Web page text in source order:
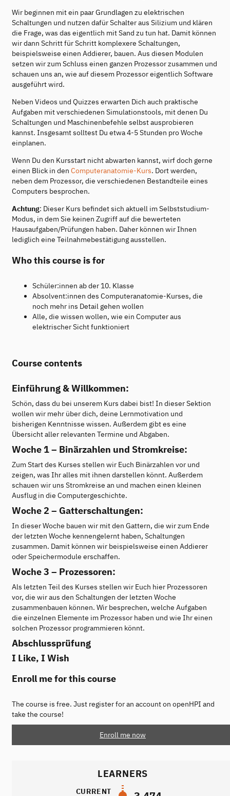
Wir beginnen mit ein paar Grundlagen zu elektrischen
Schaltungen und nutzen dafür Schalter aus Silizium und klären
die Frage, was das eigentlich mit Sand zu tun hat. Damit können
wir dann Schritt für Schritt komplexere Schaltungen,
beispielsweise einen Addierer, bauen. Aus diesen Modulen
setzen wir zum Schluss einen ganzen Prozessor zusammen und
schauen uns an, wie auf diesem Prozessor eigentlich Software
ausgeführt wird.
Neben Videos und Quizzes erwarten Dich auch praktische
Aufgaben mit verschiedenen Simulationstools, mit denen Du
Schaltungen und Maschinenbefehle selbst ausprobieren
kannst. Insgesamt solltest Du etwa 4-5 Stunden pro Woche
einplanen.
Wenn Du den Kursstart nicht abwarten kannst, wirf doch gerne
einen Blick in den Computeranatomie-Kurs. Dort werden,
neben dem Prozessor, die verschiedenen Bestandteile eines
Computers besprochen.
Achtung: Dieser Kurs befindet sich aktuell im Selbststudium-
Modus, in dem Sie keinen Zugriff auf die bewerteten
Hausaufgaben/Prüfungen haben. Daher können wir Ihnen
lediglich eine Teilnahmebestätigung ausstellen.
Who this course is for
Schüler:innen ab der 10. Klasse
Absolvent:innen des Computeranatomie-Kurses, die
noch mehr ins Detail gehen wollen
Alle, die wissen wollen, wie ein Computer aus
elektrischer Sicht funktioniert
Course contents
Einführung & Willkommen:
Schön, dass du bei unserem Kurs dabei bist! In dieser Sektion
wollen wir mehr über dich, deine Lernmotivation und
bisherigen Kenntnisse wissen. Außerdem gibt es eine
Übersicht aller relevanten Termine und Abgaben.
Woche 1 – Binärzahlen und Stromkreise:
Zum Start des Kurses stellen wir Euch Binärzahlen vor und
zeigen, was Ihr alles mit ihnen darstellen könnt. Außerdem
schauen wir uns Stromkreise an und machen einen kleinen
Ausflug in die Computergeschichte.
Woche 2 – Gatterschaltungen:
In dieser Woche bauen wir mit den Gattern, die wir zum Ende
der letzten Woche kennengelernt haben, Schaltungen
zusammen. Damit können wir beispielsweise einen Addierer
oder Speichermodule erschaffen.
Woche 3 – Prozessoren:
Als letzten Teil des Kurses stellen wir Euch hier Prozessoren
vor, die wir aus den Schaltungen der letzten Woche
zusammenbauen können. Wir besprechen, welche Aufgaben
die einzelnen Elemente im Prozessor haben und wie Ihr einen
solchen Prozessor programmieren könnt.
Abschlussprüfung
I Like, I Wish
Enroll me for this course
The course is free. Just register for an account on openHPI and
take the course!
Enroll me now
LEARNERS
CURRENT